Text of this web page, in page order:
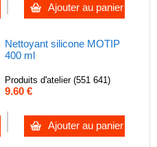
Ajouter au panier
Nettoyant silicone MOTIP
400 ml
Produits d'atelier (551 641)
9.60 €
Ajouter au panier